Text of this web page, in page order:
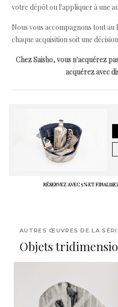
votre dépôt ou l'appliquer à une
Nous vous accompagnons tout au
chaque acquisition soit une
Chez Saisho, vous n'acquérez
acquérez avec
RÉSERVEZ AVEC 5 % ET
AUTRES ŒUVRES DE LA
Objets